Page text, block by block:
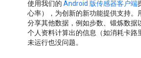
使用我们的 Android 版传感器客户端
心率），为创新的新功能提供支持。
分享其他数据，例如步数、锻炼数据
个人资料计算出的信息（如消耗卡路
未运行也没问题。